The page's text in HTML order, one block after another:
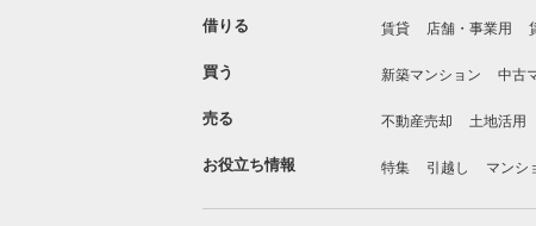
借りる 賃貸 店舗・事業用
買う 新築マンション 中古
売る 不動産売却 土地活用
お役立ち情報 特集 引越し マンシ